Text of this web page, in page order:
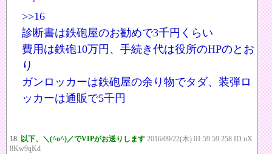
>>16
診断書は鉄砲屋のお勧めで3千円くらい
費用は鉄砲10万円、手続き代は役所のHPのとお
り
ガンロッカーは鉄砲屋の余り物でタダ、装弾ロ
ッカーは通販で5千円
18: 以下、＼(^o^)／でVIPがお送りします 2016/09/22(木) 01:59:59.258 ID:nX
8Kw9qKd